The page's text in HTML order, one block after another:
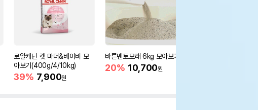
로얄캐닌 캣 마더&베이비 모
아보기(400g/4/10kg)
39% 7,900원
바른벤토모래 6kg 모아보기
20% 10,700원